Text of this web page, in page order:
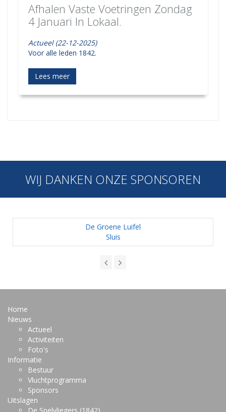
Afhalen Vaste Voetringen Zondag
4 Januari In Lokaal.
Actueel (22-12-2025)
Voor alle leden 1842.
Lees meer
WIJ DANKEN ONZE SPONSOREN
De Groene Luifel
Sluis
Home
Nieuws
Actueel
Activiteiten
Foto's
Informatie
Bestuur
Vluchtprogramma
Sponsors
Uitslagen